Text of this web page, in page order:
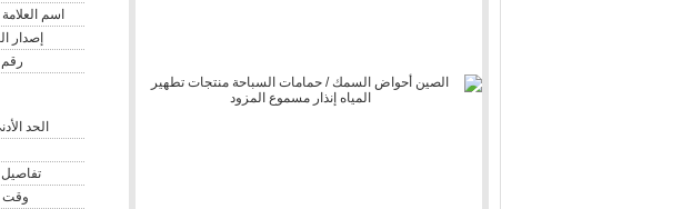
اسم
إصدار
رقم
الحد
تفاصيل
وقت